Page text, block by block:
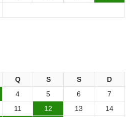
Q S S
D
4 5 6
7
11 12 13 14